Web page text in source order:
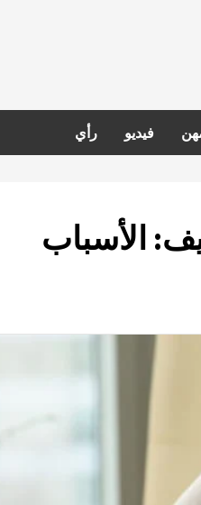
فيديو رأي
الأسباب